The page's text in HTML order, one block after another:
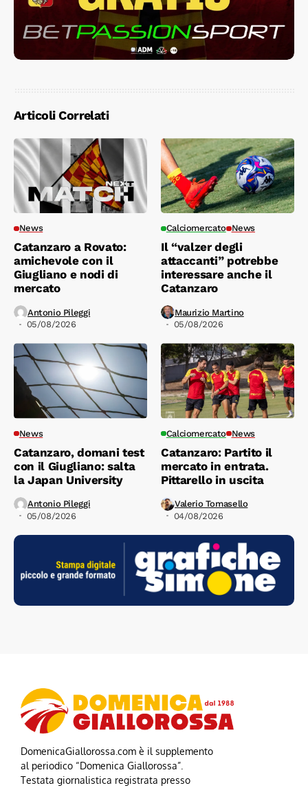
Articoli Correlati
News
Catanzaro a Rovato:
amichevole con il
Giugliano e nodi di
mercato
Antonio Pileggi
05/08/2026
Calciomercato News
Il “valzer degli
attaccanti” potrebbe
interessare anche il
Catanzaro
Maurizio Martino
05/08/2026
News
Catanzaro, domani test
con il Giugliano: salta
la Japan University
Antonio Pileggi
05/08/2026
Calciomercato News
Catanzaro: Partito il
mercato in entrata.
Pittarello in uscita
Valerio Tomasello
04/08/2026
DomenicaGiallorossa.com è il supplemento
al periodico “Domenica Giallorossa”.
Testata giornalistica registrata presso